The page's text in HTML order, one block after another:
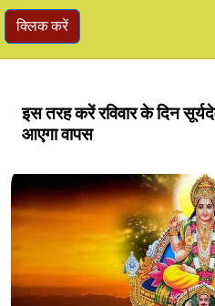
क्लिक करें
इस तरह करें रविवार के दिन
आएगा वापस